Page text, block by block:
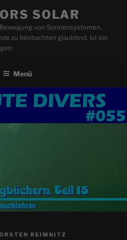
SOLAR
von Sonnensystemen,
zu beobachten glaubtest, ist ein
Menü
REIMNITZ